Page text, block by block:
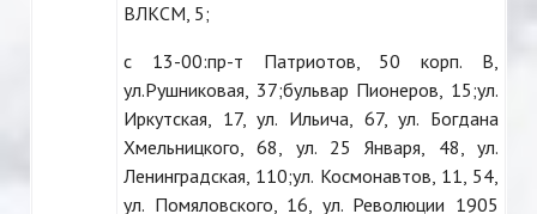
ВЛКСМ, 5;
с 13-00:пр-т Патриотов, 50 корп. В,
ул.Рушниковая, 37;бульвар Пионеров, 15;ул.
Иркутская, 17, ул. Ильича, 67, ул. Богдана
Хмельницкого, 68, ул. 25 Января, 48, ул.
Ленинградская, 110;ул. Космонавтов, 11, 54,
ул. Помяловского, 16, ул. Революции 1905